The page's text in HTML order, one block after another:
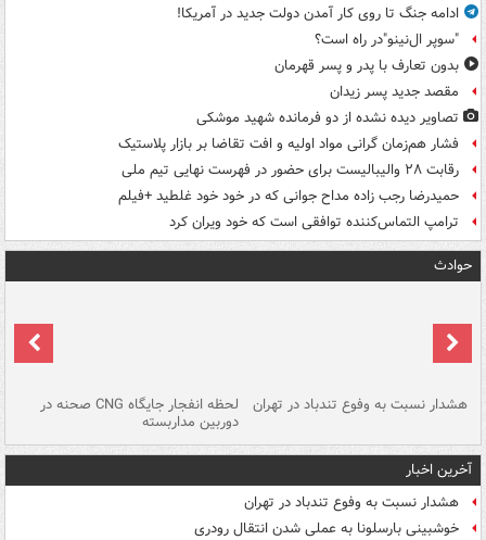
ادامه جنگ تا روی کار آمدن دولت جدید در آمریکا!
"سوپر ال‌نینو"در راه است؟
بدون تعارف با پدر و پسر قهرمان
مقصد جدید پسر زیدان
تصاویر دیده‌ نشده از دو فرمانده شهید موشکی
فشار هم‌زمان گرانی مواد اولیه و افت تقاضا بر بازار پلاستیک
رقابت ۲۸ والیبالیست برای حضور در فهرست نهایی تیم ملی
حمیدرضا رجب زاده مداح جوانی که در خود خود غلطید +فیلم
ترامپ التماس‌کننده توافقی است که خود ویران کرد
حوادث
هشدار نسبت به وفوع تندباد در تهران لحظه انفجار جایگاه CNG صحنه در
دوربین مداربسته
آخرین اخبار
هشدار نسبت به وفوع تندباد در تهران
خوشبینی بارسلونا به عملی شدن انتقال رودری